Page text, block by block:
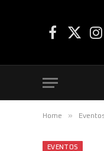
Facebook
X
Home »
EVENTOS